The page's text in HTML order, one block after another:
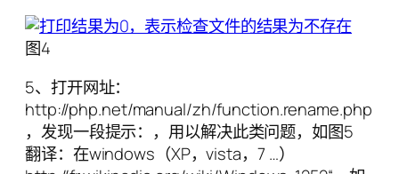
图4
5、打开网址：
http://php.net/manual/zh/function.rename.php
，发现一段提示：，用以解决此类问题，如图5
翻译：在windows（XP，vista，7 …）